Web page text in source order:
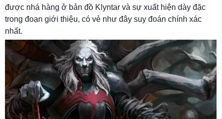
được nhá hàng ở bản đồ Klyntar và sự xuất hiện dày đặc
trong đoạn giới thiệu, có vẻ như đây suy đoán chính xác
nhất.